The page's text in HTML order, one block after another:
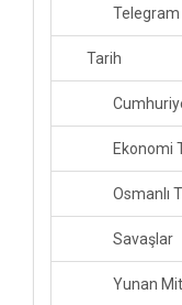
Telegram
Tarih
Ekonomi
Osmanlı
Savaşlar
Yunan